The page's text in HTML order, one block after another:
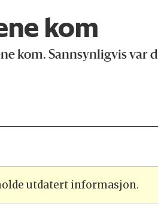
kom
kom. Sannsynligvis
utdatert informasjon.